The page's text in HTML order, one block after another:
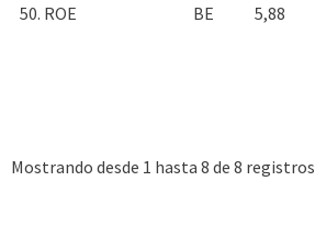
50. ROE BE 5,88
Mostrando desde 1 hasta 8 de 8 registros